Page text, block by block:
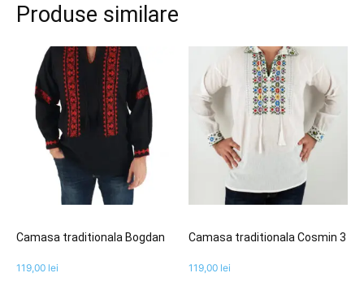
Produse similare
Camasa traditionala Bogdan
119,00 lei
Camasa traditionala Cosmin 3
119,00 lei